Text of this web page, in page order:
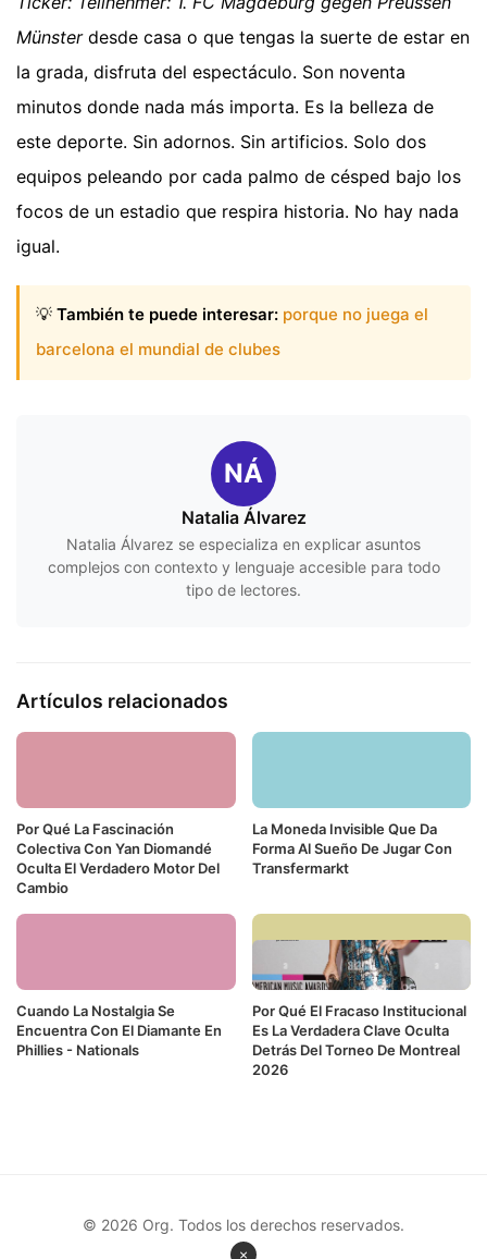
Münsterdesde casa o que tengas la suerte de estar en
la grada, disfruta del espectáculo. Son noventa
minutos donde nada más importa. Es la belleza de
este deporte. Sin adornos. Sin artificios. Solo dos
equipos peleando por cada palmo de césped bajo los
focos de un estadio que respira historia. No hay nada
igual.
💡 También te puede interesar: porque no juega el
barcelona el mundial de clubes
NÁ
Natalia Álvarez
Natalia Álvarez se especializa en explicar asuntos
complejos con contexto y lenguaje accesible para todo
tipo de lectores.
Artículos relacionados
Por Qué La Fascinación
Colectiva Con Yan Diomandé
Oculta El Verdadero Motor Del
Cambio
La Moneda Invisible Que Da
Forma Al Sueño De Jugar Con
Transfermarkt
Cuando La Nostalgia Se
Encuentra Con El Diamante En
Phillies - Nationals
Por Qué El Fracaso Institucional
Es La Verdadera Clave Oculta
Detrás Del Torneo De Montreal
2026
×
© 2026 Org. Todos los derechos reservados.